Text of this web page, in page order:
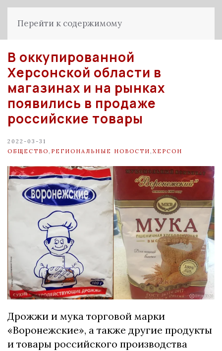
Перейти к содержимому
В оккупированной
Херсонской области в
магазинах и на рынках
появились в продаже
российские товары
2022-03-31
ОБЩЕСТВО РЕГИОНАЛЬНЫЕ НОВОСТИ ХЕРСОН
Дрожжи и мука торговой марки
«Воронежские», а также другие продукты
и товары российского производства